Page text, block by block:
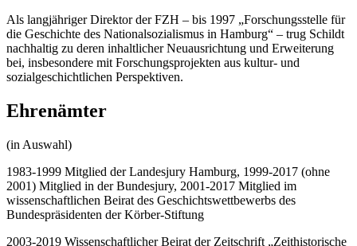
Als langjähriger Direktor der FZH – bis 1997 „Forschungsstelle für
die Geschichte des Nationalsozialismus in Hamburg“ – trug Schildt
nachhaltig zu deren inhaltlicher Neuausrichtung und Erweiterung
bei, insbesondere mit Forschungsprojekten aus kultur- und
sozialgeschichtlichen Perspektiven.
Ehrenämter
(in Auswahl)
1983-1999 Mitglied der Landesjury Hamburg, 1999-2017 (ohne
2001) Mitglied in der Bundesjury, 2001-2017 Mitglied im
wissenschaftlichen Beirat des Geschichtswettbewerbs des
Bundespräsidenten der Körber-Stiftung
2003-2019 Wissenschaftlicher Beirat der Zeitschrift „Zeithistorische